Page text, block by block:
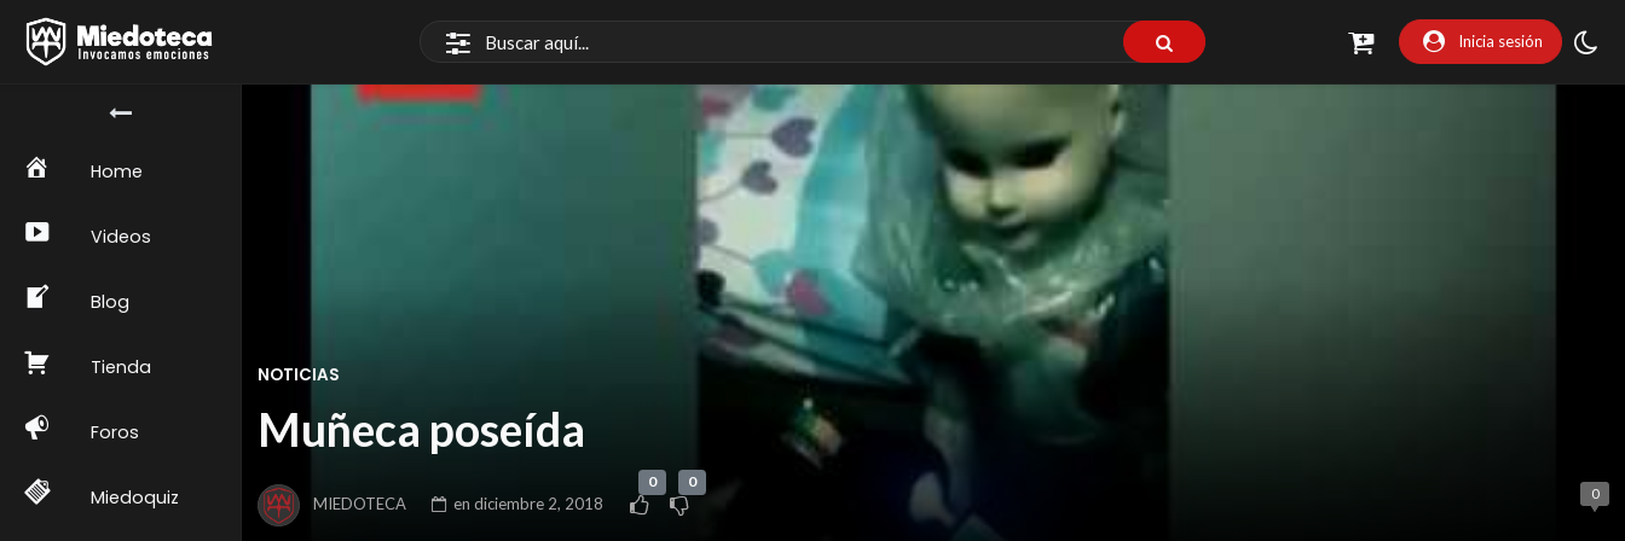
Inicia sesión
Home
Videos
Blog
Tienda
Foros
Miedoquiz
NOTICIAS
Muñeca poseída
MIEDOTECA en diciembre 2, 2018
0 0
0